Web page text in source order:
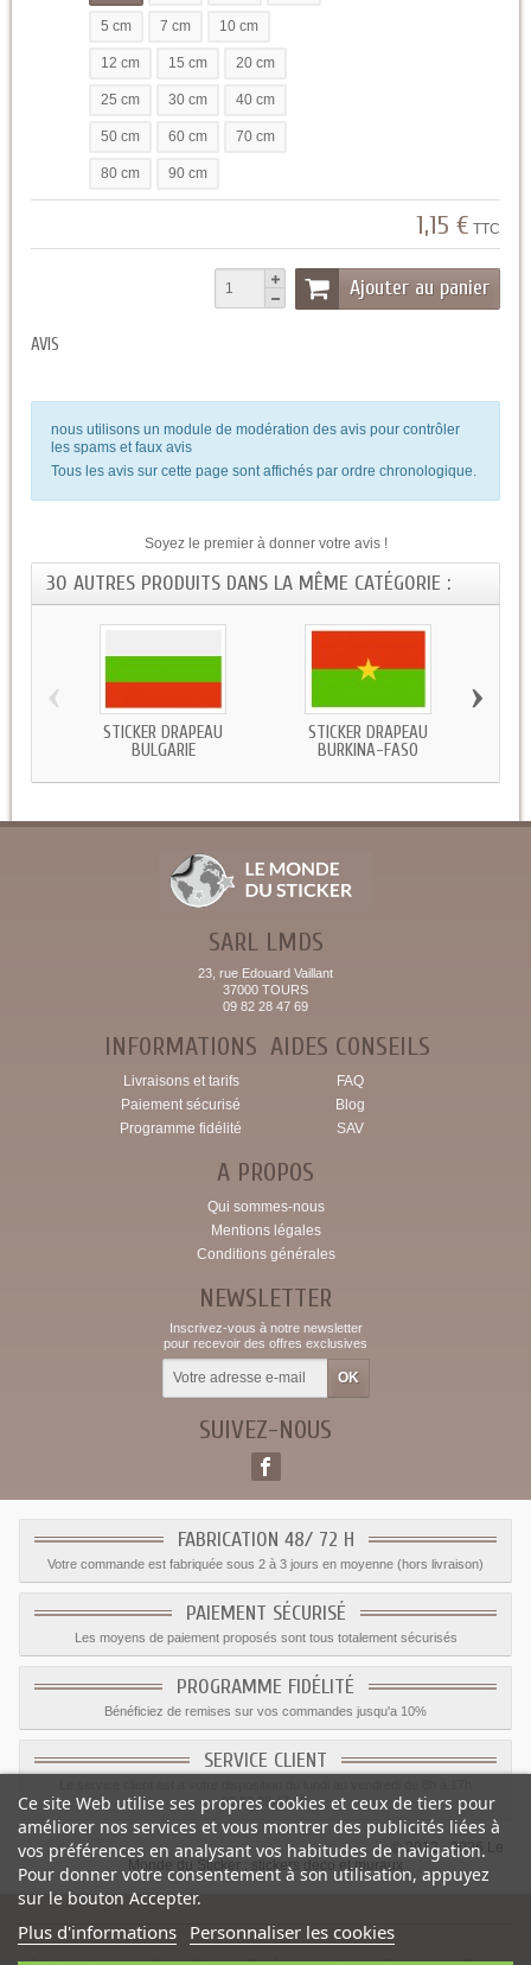
5 cm 7 cm 10 cm
12 cm 15 cm 20 cm
25 cm 30 cm 40 cm
50 cm 60 cm 70 cm
80 cm 90 cm
1,15 € TTC
Ajouter au panier
AVIS
nous utilisons un module de modération des avis pour contrôler
les spams et faux avis
Tous les avis sur cette page sont affichés par ordre chronologique.
Soyez le premier à donner votre avis !
30 AUTRES PRODUITS DANS LA MÊME CATÉGORIE :
STICKER DRAPEAU
BULGARIE
STICKER DRAPEAU
BURKINA-FASO
‹ ›
SARL LMDS
23, rue Edouard Vaillant
37000 TOURS
09 82 28 47 69
INFORMATIONS
Livraisons et tarifs
Paiement sécurisé
Programme fidélité
AIDES CONSEILS
FAQ
Blog
SAV
A PROPOS
Qui sommes-nous
Mentions légales
Conditions générales
NEWSLETTER
Inscrivez-vous à notre newsletter
pour recevoir des offres exclusives
SUIVEZ-NOUS
FABRICATION 48/ 72 H
Votre commande est fabriquée sous 2 à 3 jours en moyenne (hors livraison)
PAIEMENT SÉCURISÉ
Les moyens de paiement proposés sont tous totalement sécurisés
PROGRAMME FIDÉLITÉ
Bénéficiez de remises sur vos commandes jusqu'a 10%
SERVICE CLIENT
09.82.28.47.69.
© 2012 - 2026 Le
Monde du Sticker :
stickers déco et muraux
Ce site Web utilise ses propres cookies et ceux de tiers pour
améliorer nos services et vous montrer des publicités liées à
vos préférences en analysant vos habitudes de navigation.
Pour donner votre consentement à son utilisation, appuyez
sur le bouton Accepter.
Plus d'informations Personnaliser les cookies